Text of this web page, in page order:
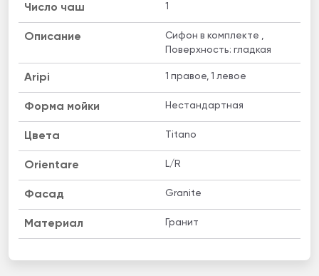
Число чаш 1
Описание
Cифон в комплекте ,
Поверхность: гладкая
Aripi 1 правое, 1 левое
Форма мойки Нестандартная
Цвета Titano
Orientare L/R
Фасад Granite
Материал Гранит